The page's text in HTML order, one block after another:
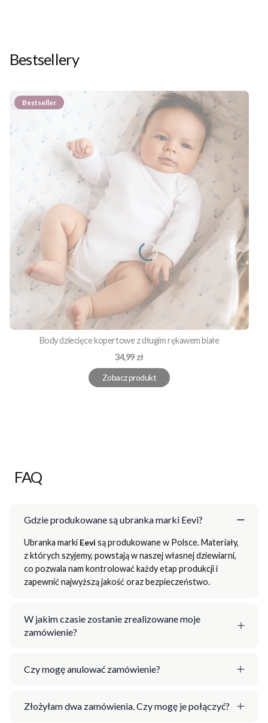
Bestsellery
Bestseller
Body dziecięce kopertowe z długim rękawem białe
Cena
34,99 zł
Zobacz produkt
FAQ
Gdzie produkowane są ubranka marki Eevi?
Ubranka marki Eevi są produkowane w Polsce. Materiały,
z których szyjemy, powstają w naszej własnej dziewiarni,
co pozwala nam kontrolować każdy etap produkcji i
zapewnić najwyższą jakość oraz bezpieczeństwo.
W jakim czasie zostanie zrealizowane moje
zamówienie?
Czy mogę anulować zamówienie?
Złożyłam dwa zamówienia. Czy mogę je połączyć?